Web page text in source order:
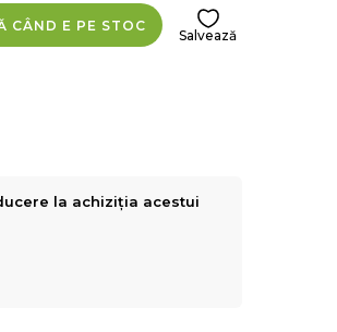
CÂND E PE STOC
Salvează
la achiziția acestui